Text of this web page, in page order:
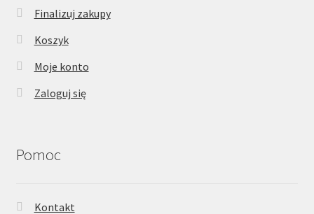
Finalizuj zakupy
Koszyk
Moje konto
Zaloguj się
Pomoc
Kontakt